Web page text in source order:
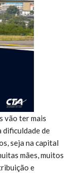
vão ter mais
dificuldade de
seja na capital
mães, muitos
e